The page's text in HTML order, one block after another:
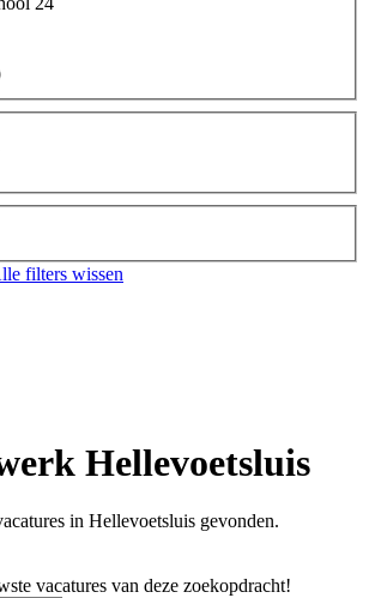
filters wissen
Hellevoetsluis
in Hellevoetsluis gevonden.
vacatures van deze zoekopdracht!